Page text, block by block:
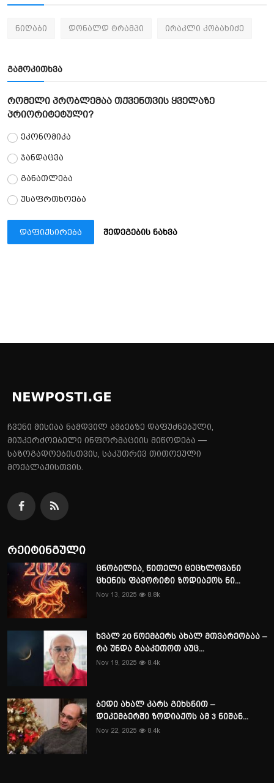
ნიღაბი დონალდ ტრამპი ირაკლი კობახიძე
გამოკითხვა
რომელი პრობლემაა თქვენთვის ყველაზე
პრიორიტეტული?
ეკონომიკა
ჯანდაცვა
განათლება
უსაფრთხოება
დაფიქსირება შედეგების ნახვა
ჩვენი მისიაა ნამდვილ ამბებზე დაფუძნებული,
მიუკერძოებელი ინფორმაციის მიწოდება —
საზოგადოებისთვის, საკუთრივ თითოეული
მოქალაქისთვის.
რეიტინგული
ცნობილია, წითელი ცეცხლოვანი
ცხენის ფავორიტი ზოდიაქოს ნი...
Nov 13, 2025 8.8k
ხვალ 20 ნოემბერს ახალ მთვარეობაა –
რა უნდა გააკეთოთ აუც...
Nov 19, 2025 8.4k
ბედი ახალ კარს გიხსნით –
დეკემბერში ზოდიაქოს ამ 3 ნიშან...
Nov 22, 2025 8.4k